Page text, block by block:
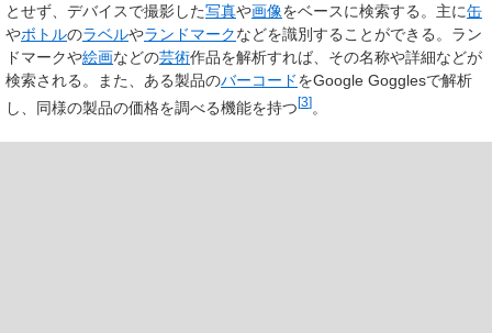
とせず、デバイスで撮影した写真や画像をベースに検索する。主に缶
やボトルのラベルやランドマークなどを識別することができる。ラン
ドマークや絵画などの芸術作品を解析すれば、その名称や詳細などが
検索される。また、ある製品のバーコードをGoogle Gogglesで解析
し、同様の製品の価格を調べる機能を持つ[3]。